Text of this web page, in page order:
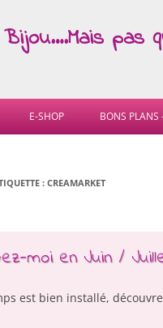
pas
E-SHOP BONS PLANS
:CREAMARKET
moi en Juin /
est bien installé,